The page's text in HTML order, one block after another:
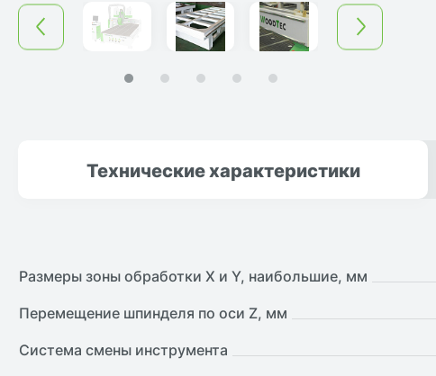
Техническиехарактеристики
Размеры зоны обработки X и Y, наибольшие, мм
Перемещение шпинделя по оси Z, мм
Система смены инструмента